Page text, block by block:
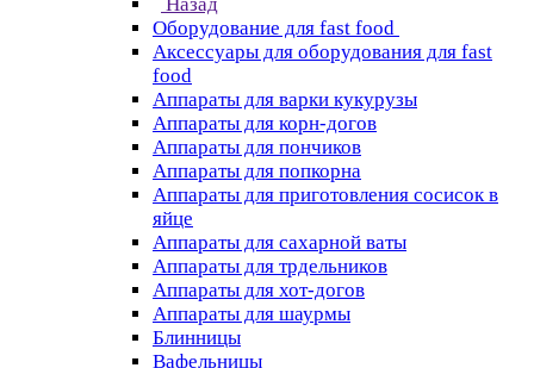
Оборудование для fast food
Аксессуары для оборудования для fast
food
Аппараты для варки кукурузы
Аппараты для корн-догов
Аппараты для пончиков
Аппараты для попкорна
Аппараты для приготовления сосисок в
яйце
Аппараты для сахарной ваты
Аппараты для трдельников
Аппараты для хот-догов
Аппараты для шаурмы
Блинницы
Вафельницы